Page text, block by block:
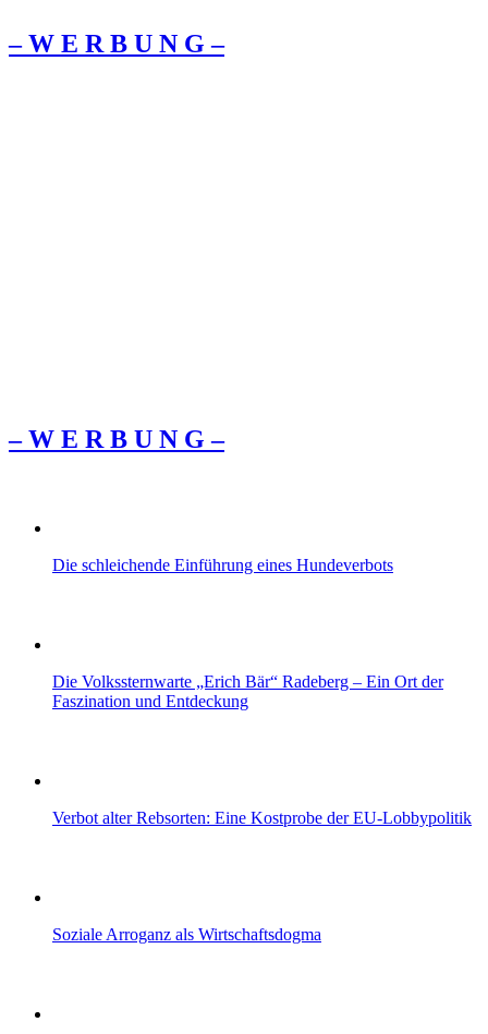
– W Ε R Β U Ν G –
– W Ε R Β U Ν G –
Die schleichende Einführung eines Hundeverbots
Die Volkssternwarte „Erich Bär“ Radeberg – Ein Ort der
Faszination und Entdeckung
Verbot alter Rebsorten: Eine Kostprobe der EU-Lobbypolitik
Soziale Arroganz als Wirtschaftsdogma